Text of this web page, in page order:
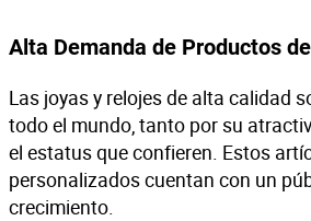
Alta Demanda de Productos
Las joyas y relojes de alta calidad
todo el mundo, tanto por su
el estatus que confieren. Estos
personalizados cuentan con un
crecimiento.